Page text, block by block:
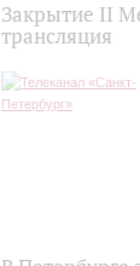
Закрытие II
трансляция